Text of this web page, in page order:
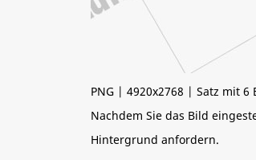
PNG | 4920x2768 | Satz mit 6
Nachdem Sie das Bild
Hintergrund anfordern.